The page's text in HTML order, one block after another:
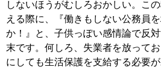
しないほうがむしろおかしい。こ
える際に、『働きもしない公務員
か！』と、子供っぽい感情論で反
末です。何しろ、失業者を放って
にしても生活保護を支給する必要